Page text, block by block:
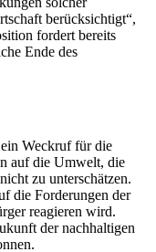
berücksichtigt“,
fordert bereits
Ende des
ein Weckruf für die
auf die Umwelt, die
zu unterschätzen.
die Forderungen der
reagieren wird.
der nachhaltigen